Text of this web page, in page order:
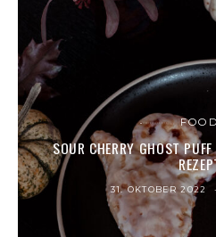
FOOD
SOUR CHERRY GHOST
31. OKTOBER 2022